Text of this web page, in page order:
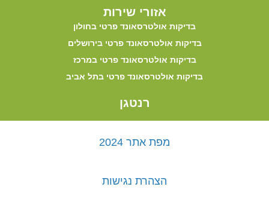
אזורי שירות
בדיקות אולטרסאונד פרטי בחולון
בדיקות אולטרסאונד פרטי בירושלים
בדיקות אולטרסאונד פרטי במרכז
בדיקות אולטרסאונד פרטי בתל אביב
רנטגן
מפת אתר 2024
הצהרת נגישות